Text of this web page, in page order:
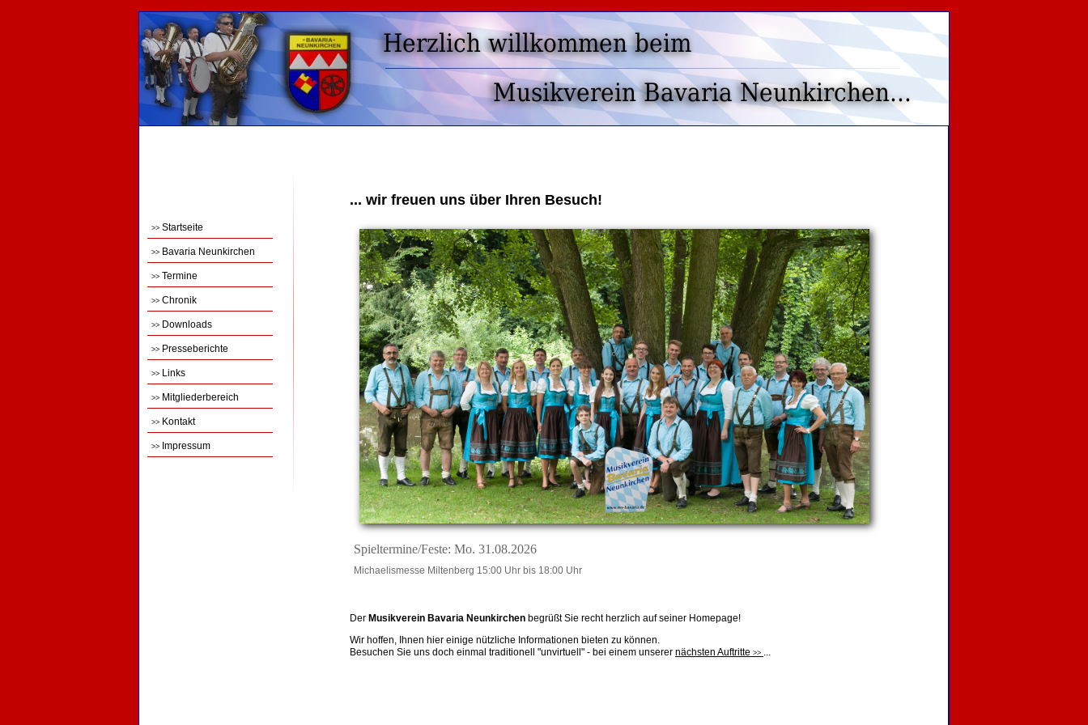
>> Startseite
>> Bavaria Neunkirchen
>> Termine
>> Chronik
>> Downloads
>> Presseberichte
>> Links
>> Mitgliederbereich
>> Kontakt
>> Impressum
... wir freuen uns über Ihren Besuch!
Spieltermine/Feste: Mo. 31.08.2026
Michaelismesse Miltenberg 15:00 Uhr bis 18:00 Uhr
Der Musikverein Bavaria Neunkirchen begrüßt Sie recht herzlich auf seiner Homepage!
Wir hoffen, Ihnen hier einige nützliche Informationen bieten zu können.
Besuchen Sie uns doch einmal traditionell "unvirtuell" - bei einem unserer nächsten Auftritte >> ...